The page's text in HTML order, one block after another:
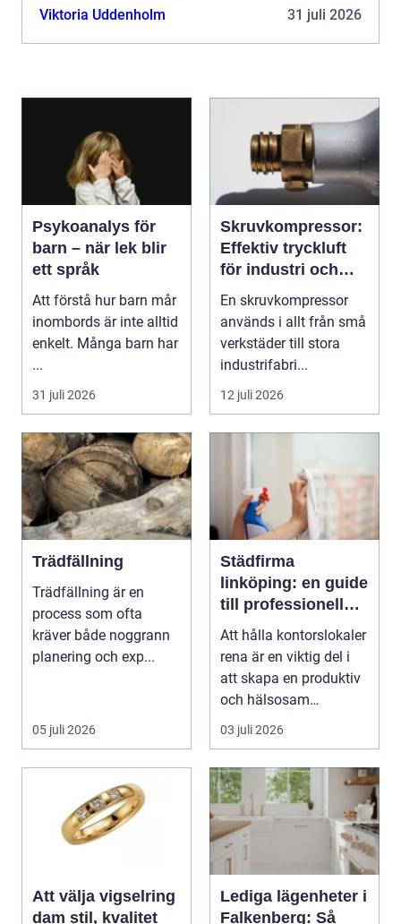
Viktoria Uddenholm
31 juli 2026
Psykoanalys för
barn – när lek blir
ett språk
Att förstå hur barn mår
inombords är inte alltid
enkelt. Många barn har
...
31 juli 2026
Skruvkompressor:
Effektiv tryckluft
för industri och
verkstad
En skruvkompressor
används i allt från små
verkstäder till stora
industrifabri...
12 juli 2026
Trädfällning
Trädfällning är en
process som ofta
kräver både noggrann
planering och exp...
05 juli 2026
Städfirma
linköping: en guide
till professionell
städning
Att hålla kontorslokaler
rena är en viktig del i
att skapa en produktiv
och hälsosam
arbetsmiljö. En...
03 juli 2026
Att välja vigselring
dam stil, kvalitet
Lediga lägenheter i
Falkenberg: Så